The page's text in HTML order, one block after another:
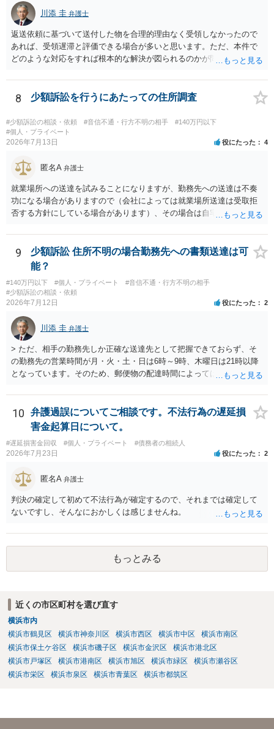
ダメージが大きく」という理由では、慰謝料請求は通常は認められま
せん。
川添 圭 弁護士
返送依頼に基づいて送付した物を合理的理由なく受領しなかったので
あれば、受領遅滞と評価できる場合が多いと思います。ただ、本件で
どのような対応をすれば根本的な解決が図られるのかが問題になるた
料します。
8 少額訴訟を行うにあたっての住所調査
#少額訴訟の相談・依頼 #音信不通・行方不明の相手
#140万円以下
#個人・プライベート
2026年7月13日 役にたった 4
匿名A 弁護士
就業場所への送達を試みることになりますが、勤務先への送達は不奏
功になる場合がありますので（会社によっては就業場所送達は受取拒
否する方針にしている場合があります）、その場合は自宅の住所調査
9
少額訴訟 住所不明の場合勤務先への書類送達は可
能？
#140万円以下 #個人・プライベート
#音信不通・行方不明の相手
#少額訴訟の相談・依頼
2026年7月12日 役にたった 2
川添 圭 弁護士
> ただ、相手の勤務先しか正確な送達先として把握できておらず、そ
の勤務先の営業時間が月・火・土・日は6時～9時、木曜日は21時以降
となっています。そのため、郵便物の配達時間によっては受け取りが
夜間の送達を上申するのが基本になりますが、感覚的には郵便局を動
かすには早すぎるので執行官送達を申し立てる必要があるかもしれま
せん。裁判所としては（あまりに特殊すぎて）就業場所送達を認めな
い可能性もありますし、執行官送達には費用もかかりますので、まず
は裁判所へ相談した方がよいと思います。
10
弁護過誤についてご相談です。不法行為の遅延損
害金起算日について。
#遅延損害金回収 #個人・プライベート #債務者の相続人
2026年7月23日 役にたった 2
匿名A 弁護士
判決の確定して初めて不法行為が確定するので、それまでは確定して
ないですし、そんなにおかしくは感じませんね。
もっとみる
近くの市区町村を選び直す
横浜市内
横浜市鶴見区
横浜市神奈川区 横浜市西区 横浜市中区
横浜市南区
横浜市保土ケ谷区
横浜市磯子区 横浜市金沢区
横浜市港北区
横浜市戸塚区
横浜市港南区 横浜市旭区 横浜市緑区
横浜市瀬谷区
横浜市栄区
横浜市泉区 横浜市青葉区 横浜市都筑区